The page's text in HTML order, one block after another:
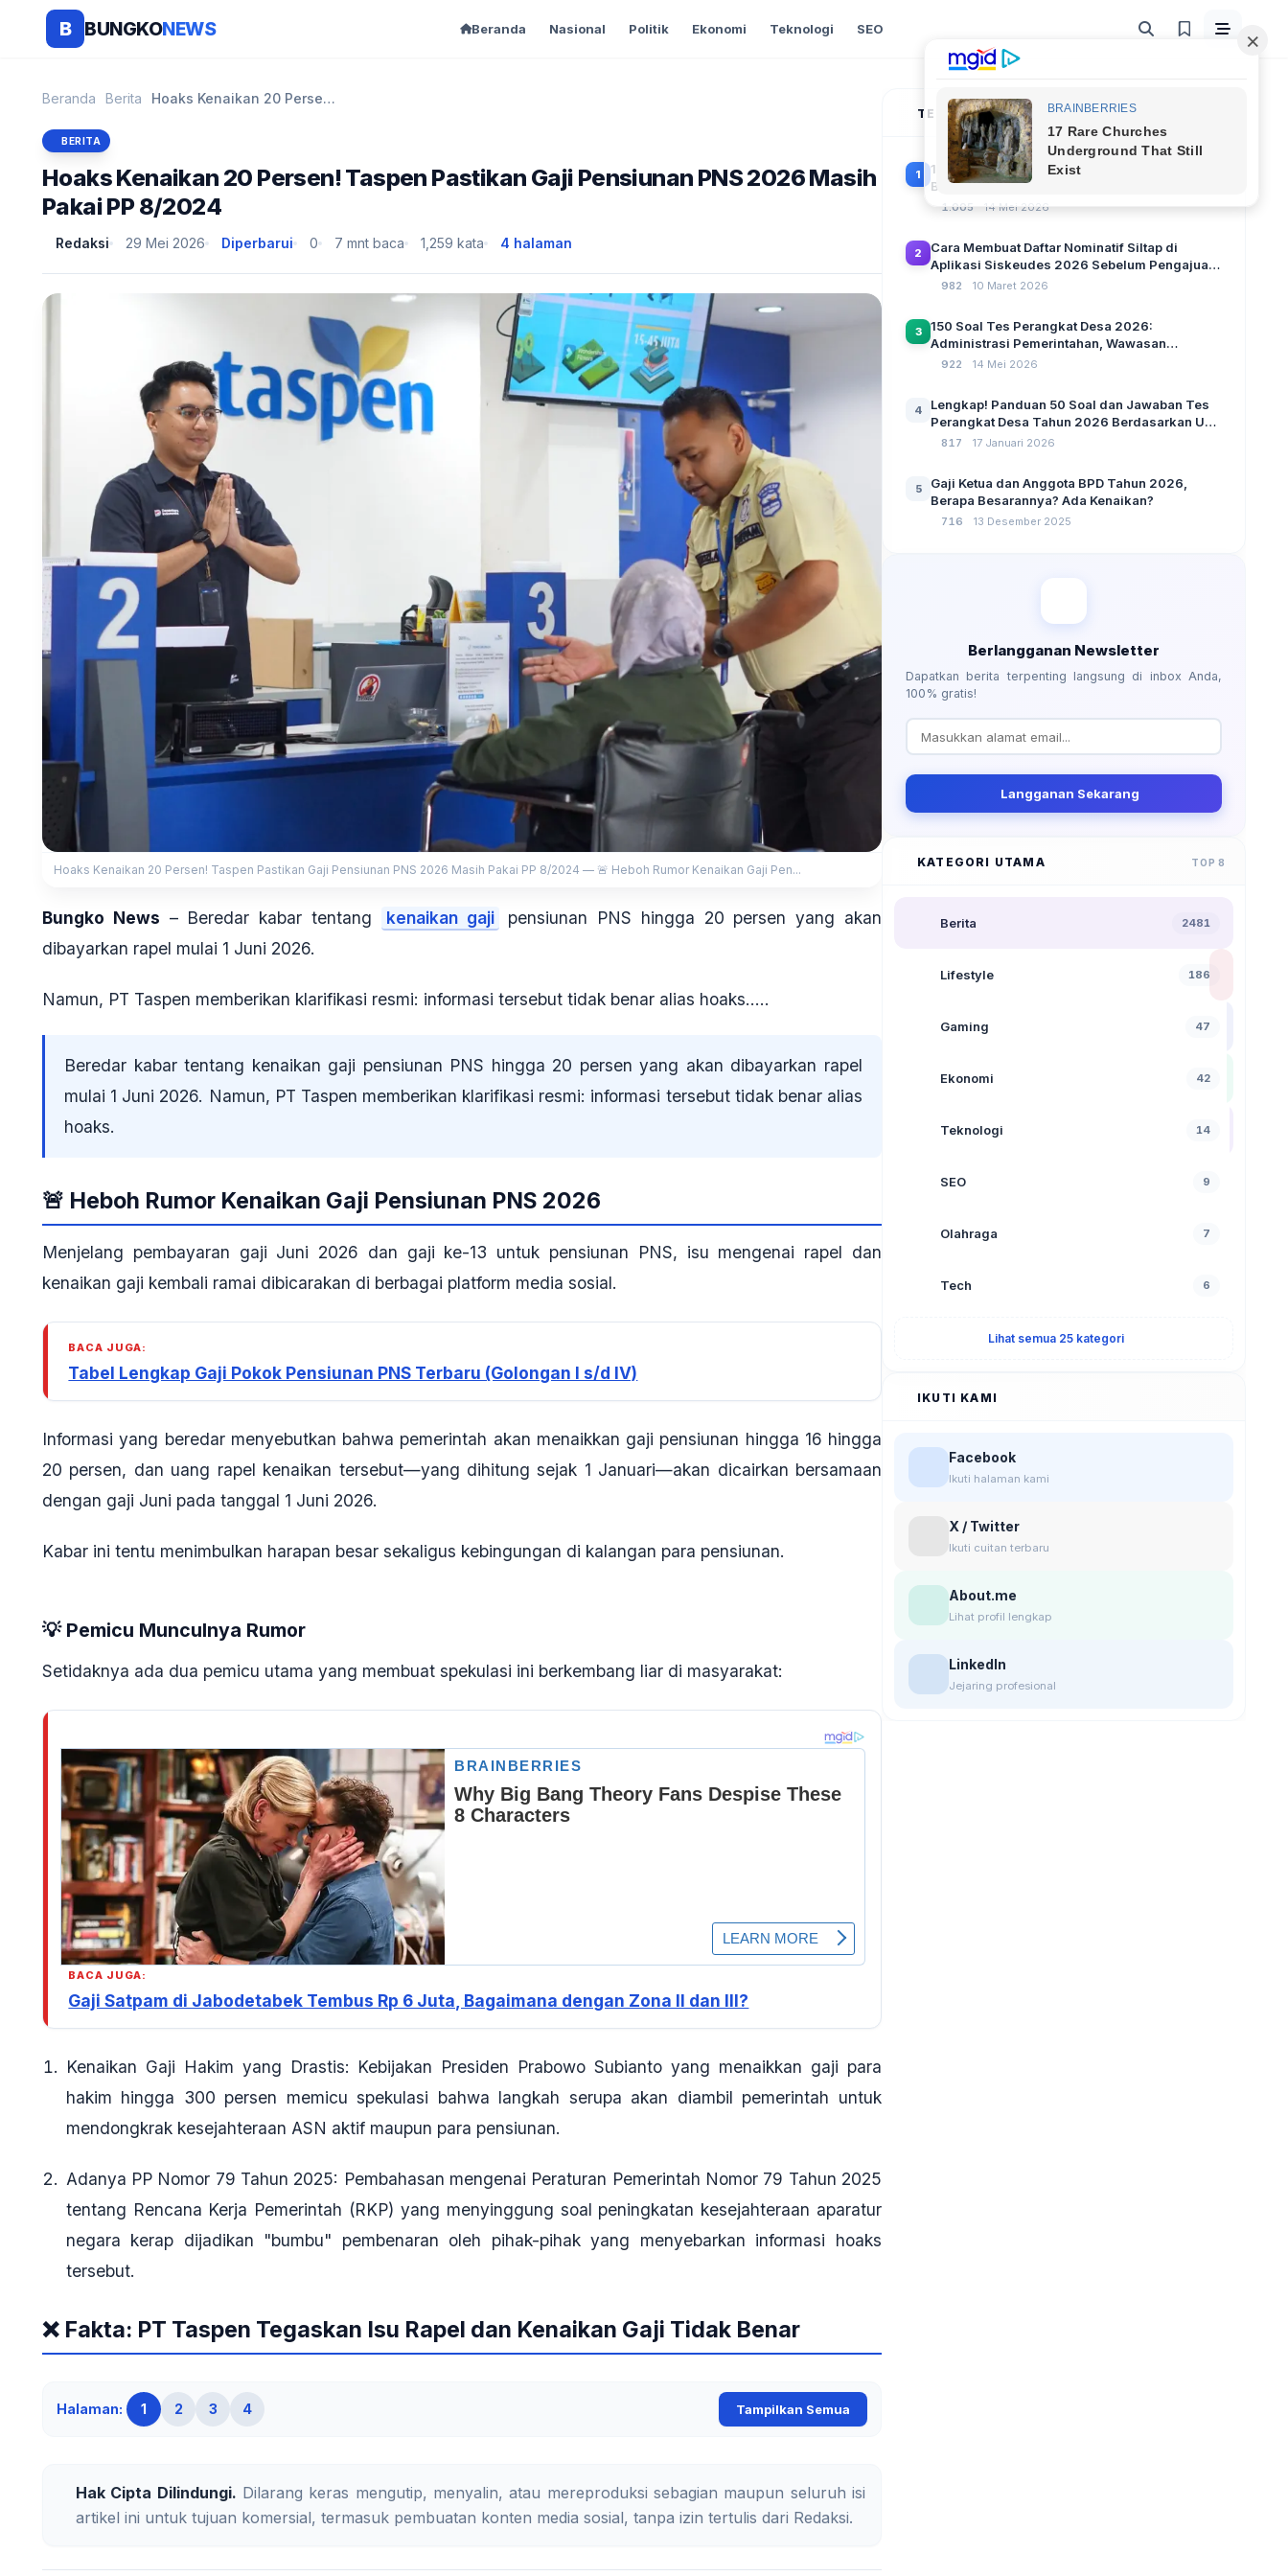
B BUNGKONEWS Beranda Nasional Politik Ekonomi Teknologi SEO
Beranda Berita Hoaks Kenaikan 20 Persen! Taspen Pastikan Gaji Pen...
BERITA
Hoaks Kenaikan 20 Persen! Taspen Pastikan Gaji Pensiunan PNS 2026 Masih
Pakai PP 8/2024
Redaksi 29 Mei 2026 Diperbarui 0 7 mnt baca 1,259 kata 4 halaman
Hoaks Kenaikan 20 Persen! Taspen Pastikan Gaji Pensiunan PNS 2026 Masih Pakai PP 8/2024 — 🚨 Heboh Rumor Kenaikan Gaji Pen...
Bungko News – Beredar kabar tentang kenaikan gaji
pensiunan PNS hingga 20 persen yang akan
dibayarkan rapel mulai 1 Juni 2026.
Namun, PT Taspen memberikan klarifikasi resmi: informasi tersebut tidak benar alias hoaks.....
Beredar kabar tentang kenaikan gaji pensiunan PNS hingga 20 persen yang akan dibayarkan rapel
mulai 1 Juni 2026. Namun, PT Taspen memberikan klarifikasi resmi: informasi tersebut tidak benar alias
hoaks.
🚨 Heboh Rumor Kenaikan Gaji Pensiunan PNS 2026
Menjelang pembayaran gaji Juni 2026 dan gaji ke-13 untuk pensiunan PNS, isu mengenai rapel dan
kenaikan gaji kembali ramai dibicarakan di berbagai platform media sosial.
BACA JUGA:
Tabel Lengkap Gaji Pokok Pensiunan PNS Terbaru (Golongan I s/d IV)
Informasi yang beredar menyebutkan bahwa pemerintah akan menaikkan gaji pensiunan hingga 16 hingga
20 persen, dan uang rapel kenaikan tersebut—yang dihitung sejak 1 Januari—akan dicairkan bersamaan
dengan gaji Juni pada tanggal 1 Juni 2026.
Kabar ini tentu menimbulkan harapan besar sekaligus kebingungan di kalangan para pensiunan.
💡 Pemicu Munculnya Rumor
Setidaknya ada dua pemicu utama yang membuat spekulasi ini berkembang liar di masyarakat:
BACA JUGA:
Gaji Satpam di Jabodetabek Tembus Rp 6 Juta, Bagaimana dengan Zona II dan III?
Kenaikan Gaji Hakim yang Drastis: Kebijakan Presiden Prabowo Subianto yang menaikkan gaji para
hakim hingga 300 persen memicu spekulasi bahwa langkah serupa akan diambil pemerintah untuk
mendongkrak kesejahteraan ASN aktif maupun para pensiunan.
Adanya PP Nomor 79 Tahun 2025: Pembahasan mengenai Peraturan Pemerintah Nomor 79 Tahun 2025
tentang Rencana Kerja Pemerintah (RKP) yang menyinggung soal peningkatan kesejahteraan aparatur
negara kerap dijadikan "bumbu" pembenaran oleh pihak-pihak yang menyebarkan informasi hoaks
tersebut.
❌ Fakta: PT Taspen Tegaskan Isu Rapel dan Kenaikan Gaji Tidak Benar
Halaman: 1 2 3 4 Tampilkan Semua
Hak Cipta Dilindungi. Dilarang keras mengutip, menyalin, atau mereproduksi sebagian maupun seluruh isi
artikel ini untuk tujuan komersial, termasuk pembuatan konten media sosial, tanpa izin tertulis dari Redaksi.
TERPOPULER
1
100 Soal Tes Perangkat Desa Terbaru 2026
Beserta Kunci Jawaban: Latihan CAT Berbasis
1.005 14 Mei 2026
2
Cara Membuat Daftar Nominatif Siltap di
Aplikasi Siskeudes 2026 Sebelum Pengajuan
SPP Pencairan Dana Desa
982 10 Maret 2026
3
150 Soal Tes Perangkat Desa 2026:
Administrasi Pemerintahan, Wawasan
Kebangsaan, dan Komputer Beserta Jawaban
922 14 Mei 2026
4
Lengkap! Panduan 50 Soal dan Jawaban Tes
Perangkat Desa Tahun 2026 Berdasarkan UU
No 3 Tahun 2024
817 17 Januari 2026
5
Gaji Ketua dan Anggota BPD Tahun 2026,
Berapa Besarannya? Ada Kenaikan?
716 13 Desember 2025
Berlangganan Newsletter
Dapatkan berita terpenting langsung di inbox Anda,
100% gratis!
Langganan Sekarang
KATEGORI UTAMA TOP 8
Berita 2481
Lifestyle 186
Gaming 47
Ekonomi 42
Teknologi 14
SEO 9
Olahraga 7
Tech 6
Lihat semua 25 kategori
IKUTI KAMI
Facebook
Ikuti halaman kami
X / Twitter
Ikuti cuitan terbaru
About.me
Lihat profil lengkap
LinkedIn
Jejaring profesional